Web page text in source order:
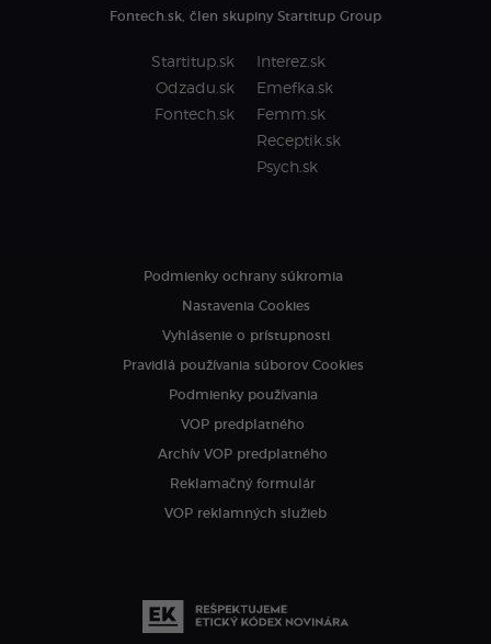
Fontech.sk, člen skupiny Startitup Group
Startitup.sk
Odzadu.sk
Fontech.sk
Interez.sk
Emefka.sk
Femm.sk
Receptik.sk
Psych.sk
Podmienky ochrany súkromia
Nastavenia Cookies
Vyhlásenie o prístupnosti
Pravidlá používania súborov Cookies
Podmienky používania
VOP predplatného
Archív VOP predplatného
Reklamačný formulár
VOP reklamných služieb